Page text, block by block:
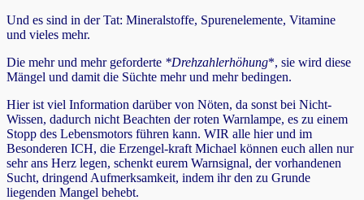
Und es sind in der Tat: Mineralstoffe, Spurenelemente, Vitamine
und vieles mehr.
Die mehr und mehr geforderte *Drehzahlerhöhung*, sie wird diese
Mängel und damit die Süchte mehr und mehr bedingen.
Hier ist viel Information darüber von Nöten, da sonst bei Nicht-
Wissen, dadurch nicht Beachten der roten Warnlampe, es zu einem
Stopp des Lebensmotors führen kann. WIR alle hier und im
Besonderen ICH, die Erzengel-kraft Michael können euch allen nur
sehr ans Herz legen, schenkt eurem Warnsignal, der vorhandenen
Sucht, dringend Aufmerksamkeit, indem ihr den zu Grunde
liegenden Mangel behebt.